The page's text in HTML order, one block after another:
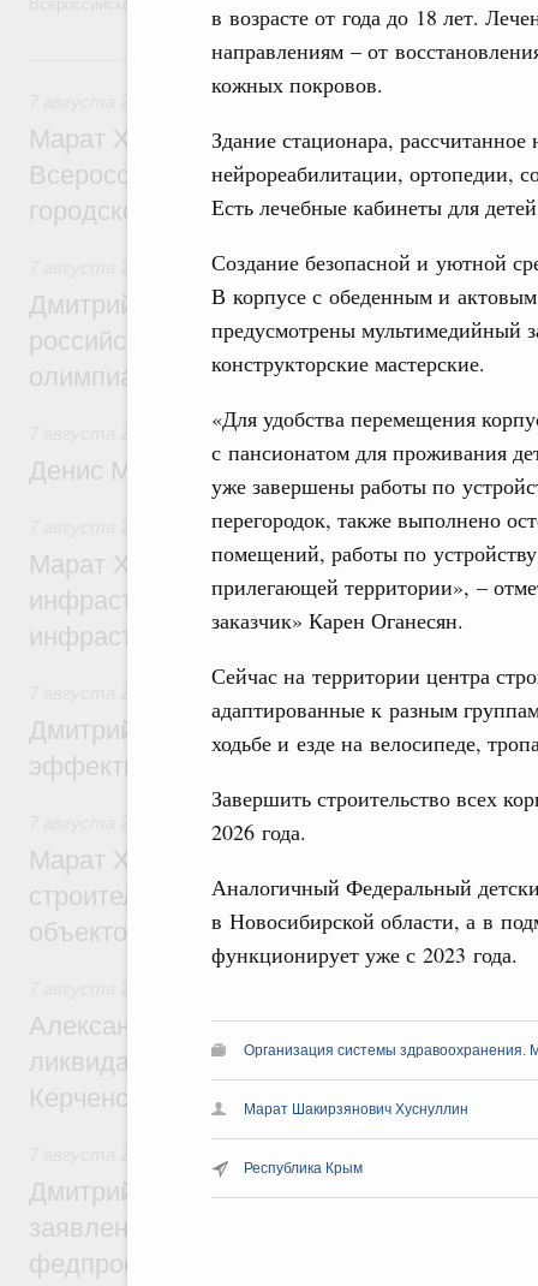
в возрасте от года до 18 лет.
направлениям – от
кожных покровов.
Здание стационара,
нейрореабилитации, ортопедии,
Есть лечебные кабинеты для
Создание безопасной и уютной
В корпусе с обеденным и актовым
предусмотрены мультимедийный
конструкторские мастерские.
«Для удобства перемещения
с пансионатом для проживания
уже завершены работы по
перегородок, также выполнено
помещений, работы по
прилегающей территории», –
заказчик» Карен Оганесян.
Сейчас на территории центра
адаптированные к разным
ходьбе и езде на велосипеде,
Завершить строительство всех
2026 года.
Аналогичный Федеральный
в Новосибирской области, а в
функционирует уже с 2023 года.
Организация системы здравоохранения.
Марат Шакирзянович Хуснуллин
Республика Крым
Вчера
Экономика городов. Городская среда
Марат Хуснуллин провёл заседание
Всероссийского конкурса лучших
городской среды
Отрасль информационных технологий
Дмитрий Чернышенко и Сергей Кравцов
российскую сборную с победой на
олимпиаде по искусственному
Общие вопросы промышленной политики
Денис Мантуров посетил Ярославскую
Бюджеты субъектов Федерации.
Марат Хуснуллин: 15 объектов
инфраструктуры построили и обновили
инфраструктурным кредитам
Развитие сельских территорий
Дмитрий Патрушев: Синхронизация
эффективность поддержки сельских
Экономика городов. Городская среда
Марат Хуснуллин: «Единый заказчик»
строительство и реконструкцию более
объектов
Александр Козлов провёл заседание
ликвидации последствий чрезвычайной
Керченском проливе
Дмитрий Чернышенко: Установлен
заявлений от абитуриентов колледжей и
федпроекта «Профессионалитет»